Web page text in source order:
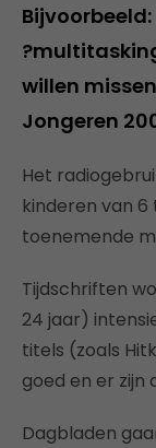
willen
Jongeren
Het
kinderen van 6
toenemende
Tijdschriften
24 jaar)
titels (zoals
goed en er zijn
Dagbladen